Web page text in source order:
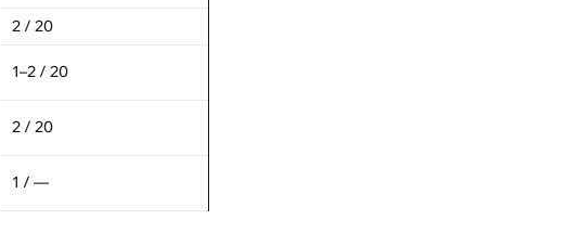
2 / 20
1–2 / 20
2 / 20
1 / —